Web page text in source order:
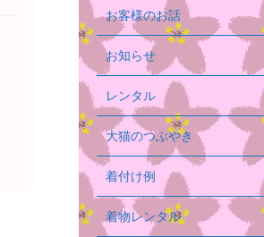
お客様のお話
お知らせ
レンタル
大猫のつぶやき
着付け例
着物レンタル